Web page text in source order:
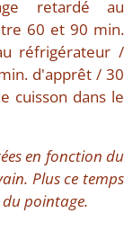
retardé au
60 et 90 min.
réfrigérateur /
d'apprêt / 30
cuisson dans le
en fonction du
Plus ce temps
pointage.